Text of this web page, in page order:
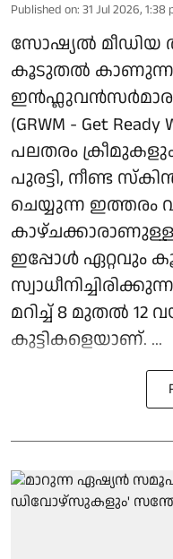
Published on: 31 Jul 2026, 1:38
സോഷ്യൽ മീഡിയ
കൂടുതൽ കാണുന്ന
(GRWM - Get
പലതരം
പുരട്ടി, നീണ്ട
ചെയ്യുന്ന ഇത്തരം
ഇപ്പോൾ ഏറ്റവും
മറിച്ച് 8 മുതൽ 12
കുട്ടികളെയാണ്. ...